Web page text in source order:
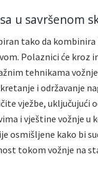
u savršenom
tako da
Polaznici će kroz
tehnikama
i održavanje
vježbe, uključujući
i vještine vožnje u
osmišljene kako bi
tokom vožnje na